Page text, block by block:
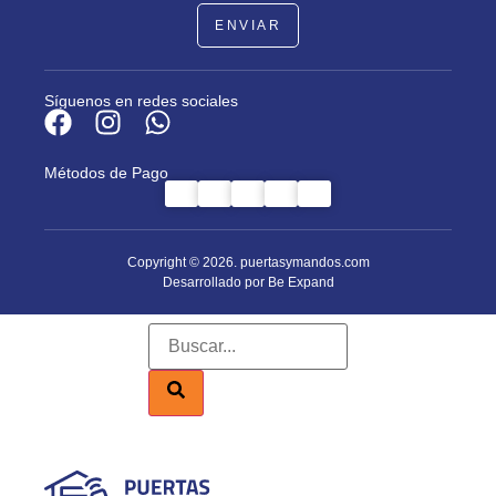
ENVIAR
Síguenos en redes sociales
Métodos de Pago
Copyright © 2026. puertasymandos.com
Desarrollado por Be Expand